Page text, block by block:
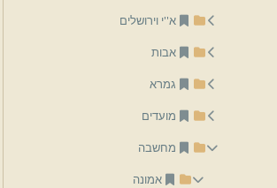
א''י וירושלים
אבות
גמרא
מועדים
מחשבה
אמונה